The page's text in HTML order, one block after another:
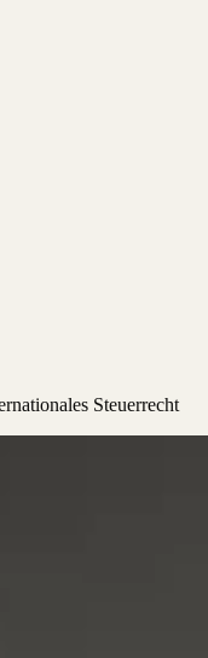
Steuerrecht